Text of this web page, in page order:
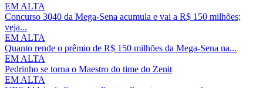
EM ALTA
Concurso 3040 da Mega-Sena acumula e vai a R$ 150 milhões;
veja...
EM ALTA
Quanto rende o prêmio de R$ 150 milhões da Mega-Sena na...
EM ALTA
Pedrinho se torna o Maestro do time do Zenit
EM ALTA